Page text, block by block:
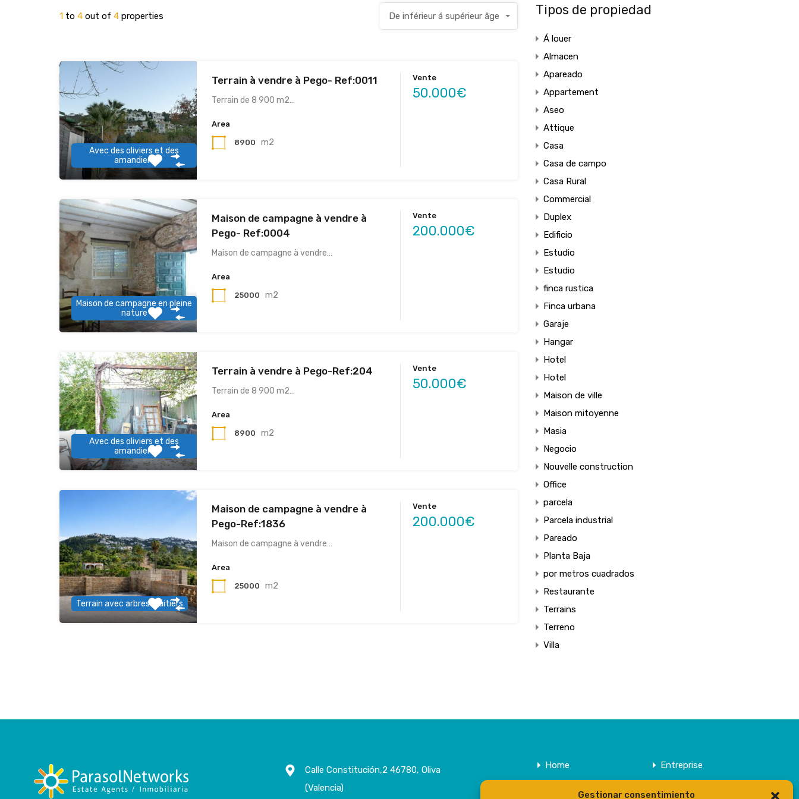
Gestionar consentimiento
1 to 4 out of 4 properties De inférieur á supérieur âge
Avec des oliviers et des
amandiers
Terrain à vendre à Pego- Ref:0011
Terrain de 8 900 m2…
Area
8900 m2
Vente
50.000€
Maison de campagne en pleine
nature
Maison de campagne à vendre à
Pego- Ref:0004
Maison de campagne à vendre…
Area
25000 m2
Vente
200.000€
Avec des oliviers et des
amandiers
Terrain à vendre à Pego-Ref:204
Terrain de 8 900 m2…
Area
8900 m2
Vente
50.000€
Terrain avec arbres fruitiers
Maison de campagne à vendre à
Pego-Ref:1836
Maison de campagne à vendre…
Area
25000 m2
Vente
200.000€
Tipos de propiedad
Á louer
Almacen
Apareado
Appartement
Aseo
Attique
Casa
Casa de campo
Casa Rural
Commercial
Duplex
Edificio
Estudio
Estudio
finca rustica
Finca urbana
Garaje
Hangar
Hotel
Hotel
Maison de ville
Maison mitoyenne
Masia
Negocio
Nouvelle construction
Office
parcela
Parcela industrial
Pareado
Planta Baja
por metros cuadrados
Restaurante
Terrains
Terreno
Villa
Calle Constitución,2 46780, Oliva
(Valencia)
Home
Entreprise